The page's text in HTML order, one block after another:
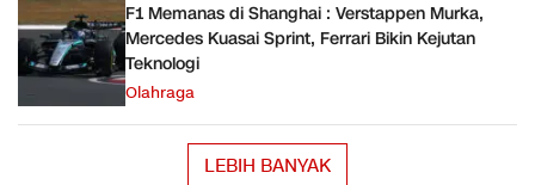
F1 Memanas di Shanghai : Verstappen Murka,
Mercedes Kuasai Sprint, Ferrari Bikin Kejutan
Teknologi
Olahraga
LEBIH BANYAK